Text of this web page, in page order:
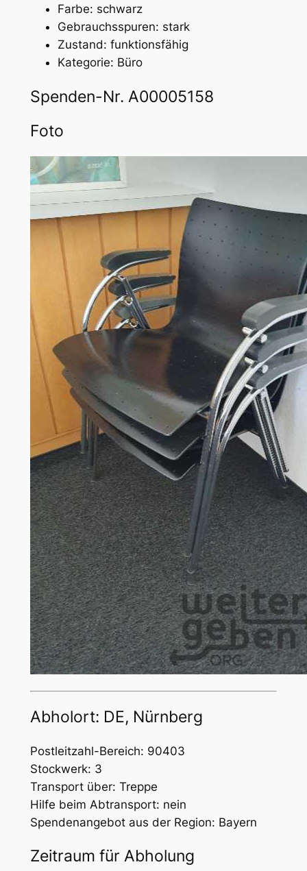
Farbe: schwarz
Gebrauchsspuren: stark
Zustand: funktionsfähig
Kategorie: Büro
Spenden-Nr. A00005158
Foto
Abholort: DE, Nürnberg
Postleitzahl-Bereich: 90403
Stockwerk: 3
Transport über: Treppe
Hilfe beim Abtransport: nein
Spendenangebot aus der Region: Bayern
Zeitraum für Abholung